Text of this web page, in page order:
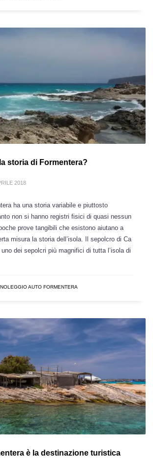
storia di Formentera?
2018
ha una storia variabile e piuttosto
non si hanno registri fisici di quasi nessun
prove tangibili che esistono aiutano a
misura la storia dell’isola. Il sepolcro di Ca
dei sepolcri più magnifici di tutta l’isola di
NOLEGGIO AUTO FORMENTERA
è la destinazione turistica